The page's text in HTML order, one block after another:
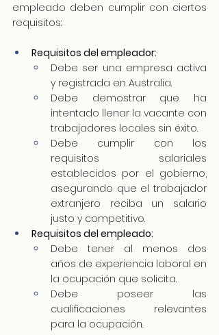
empleado deben cumplir con ciertos
requisitos:
Requisitos del empleador:
Debe ser una empresa activa
y registrada en Australia.
Debe demostrar que ha
intentado llenar la vacante con
trabajadores locales sin éxito.
Debe cumplir con los
requisitos salariales
establecidos por el gobierno,
asegurando que el trabajador
extranjero reciba un salario
justo y competitivo.
Requisitos del empleado:
Debe tener al menos dos
años de experiencia laboral en
la ocupación que solicita.
Debe poseer las
cualificaciones relevantes
para la ocupación.